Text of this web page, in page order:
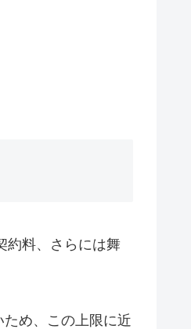
約料、さらには舞
め、この上限に近